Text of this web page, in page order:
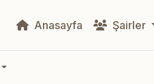
Anasayfa Şairler